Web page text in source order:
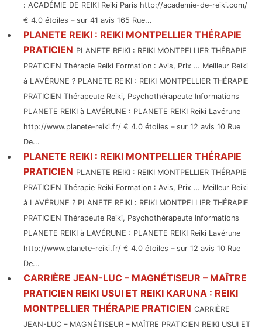
: ACADÉMIE DE REIKI Reiki Paris http://academie-de-reiki.com/
€ 4.0 étoiles – sur 41 avis 165 Rue...
PLANETE REIKI : REIKI MONTPELLIER THÉRAPIE
PRATICIEN PLANETE REIKI : REIKI MONTPELLIER THÉRAPIE
PRATICIEN Thérapie Reiki Formation : Avis, Prix … Meilleur Reiki
à LAVÉRUNE ? PLANETE REIKI : REIKI MONTPELLIER THÉRAPIE
PRATICIEN Thérapeute Reiki, Psychothérapeute Informations
PLANETE REIKI à LAVÉRUNE : PLANETE REIKI Reiki Lavérune
http://www.planete-reiki.fr/ € 4.0 étoiles – sur 12 avis 10 Rue
De...
PLANETE REIKI : REIKI MONTPELLIER THÉRAPIE
PRATICIEN PLANETE REIKI : REIKI MONTPELLIER THÉRAPIE
PRATICIEN Thérapie Reiki Formation : Avis, Prix … Meilleur Reiki
à LAVÉRUNE ? PLANETE REIKI : REIKI MONTPELLIER THÉRAPIE
PRATICIEN Thérapeute Reiki, Psychothérapeute Informations
PLANETE REIKI à LAVÉRUNE : PLANETE REIKI Reiki Lavérune
http://www.planete-reiki.fr/ € 4.0 étoiles – sur 12 avis 10 Rue
De...
CARRIÈRE JEAN-LUC – MAGNÉTISEUR – MAÎTRE
PRATICIEN REIKI USUI ET REIKI KARUNA : REIKI
MONTPELLIER THÉRAPIE PRATICIEN CARRIÈRE
JEAN-LUC – MAGNÉTISEUR – MAÎTRE PRATICIEN REIKI USUI ET